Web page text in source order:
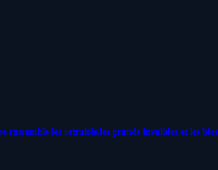
les retraités,les grands invalides et les